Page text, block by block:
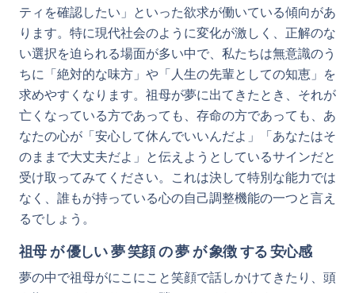
ティを確認したい」といった欲求が働いている傾向があ
ります。特に現代社会のように変化が激しく、正解のな
い選択を迫られる場面が多い中で、私たちは無意識のう
ちに「絶対的な味方」や「人生の先輩としての知恵」を
求めやすくなります。祖母が夢に出てきたとき、それが
亡くなっている方であっても、存命の方であっても、あ
なたの心が「安心して休んでいいんだよ」「あなたはそ
のままで大丈夫だよ」と伝えようとしているサインだと
受け取ってみてください。これは決して特別な能力では
なく、誰もが持っている心の自己調整機能の一つと言え
るでしょう。
祖母 が 優しい 夢 笑顔 の 夢 が 象徴 する 安心感
夢の中で祖母がにこにこと笑顔で話しかけてきたり、頭